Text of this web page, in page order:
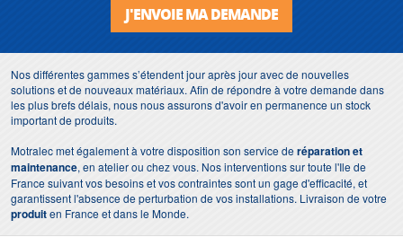
J'ENVOIE MA DEMANDE
Nos différentes gammes s’étendent jour après jour avec de nouvelles
solutions et de nouveaux matériaux. Afin de répondre à votre demande dans
les plus brefs délais, nous nous assurons d'avoir en permanence un stock
important de produits.
Motralec met également à votre disposition son service deréparation et
maintenance, en atelier ou chez vous. Nos interventions sur toute l'Ile de
France suivant vos besoins et vos contraintes sont un gage d'efficacité, et
garantissent l'absence de perturbation de vos installations. Livraison de votre
produiten France et dans le Monde.